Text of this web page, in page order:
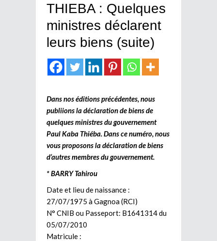
THIEBA : Quelques
ministres déclarent
leurs biens (suite)
Dans nos éditions précédentes, nous
publiions la déclaration de biens de
quelques ministres du gouvernement
Paul Kaba Thiéba. Dans ce numéro, nous
vous proposons la déclaration de biens
d’autres membres du gouvernement.
* BARRY Tahirou
Date et lieu de naissance :
27/07/1975 à Gagnoa (RCI)
N° CNIB ou Passeport: B1641314 du
05/07/2010
Matricule :